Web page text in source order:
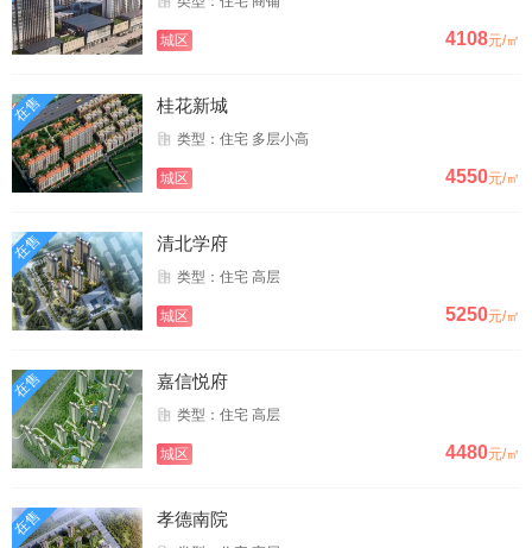
城区 4108元/㎡
在售 桂花新城
类型：住宅 多层小高
城区 4550元/㎡
在售 清北学府
类型：住宅 高层
城区 5250元/㎡
在售 嘉信悦府
类型：住宅 高层
城区 4480元/㎡
在售 孝德南院